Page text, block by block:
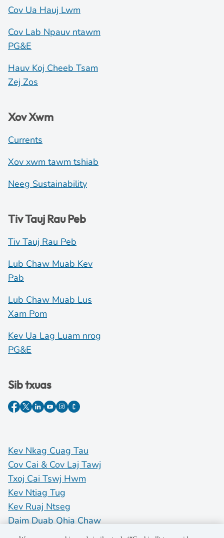
Cov Ua Hauj Lwm
Cov Lab Npauv ntawm
PG&E
Hauv Koj Cheeb Tsam
Zej Zos
Xov Xwm
Currents
Xov xwm tawm tshiab
Neeg Sustainability
Tiv Tauj Rau Peb
Tiv Tauj Rau Peb
Lub Chaw Muab Kev
Pab
Lub Chaw Muab Lus
Xam Pom
Kev Ua Lag Luam nrog
PG&E
Sib txuas
Kev Nkag Cuag Tau
Cov Cai & Cov Laj Tawj
Txoj Cai Tswj Hwm
Kev Ntiag Tug
Kev Ruaj Ntseg
Daim Duab Qhia Chaw
Do Not Sell My Personal Information